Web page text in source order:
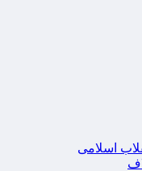
اسلامی